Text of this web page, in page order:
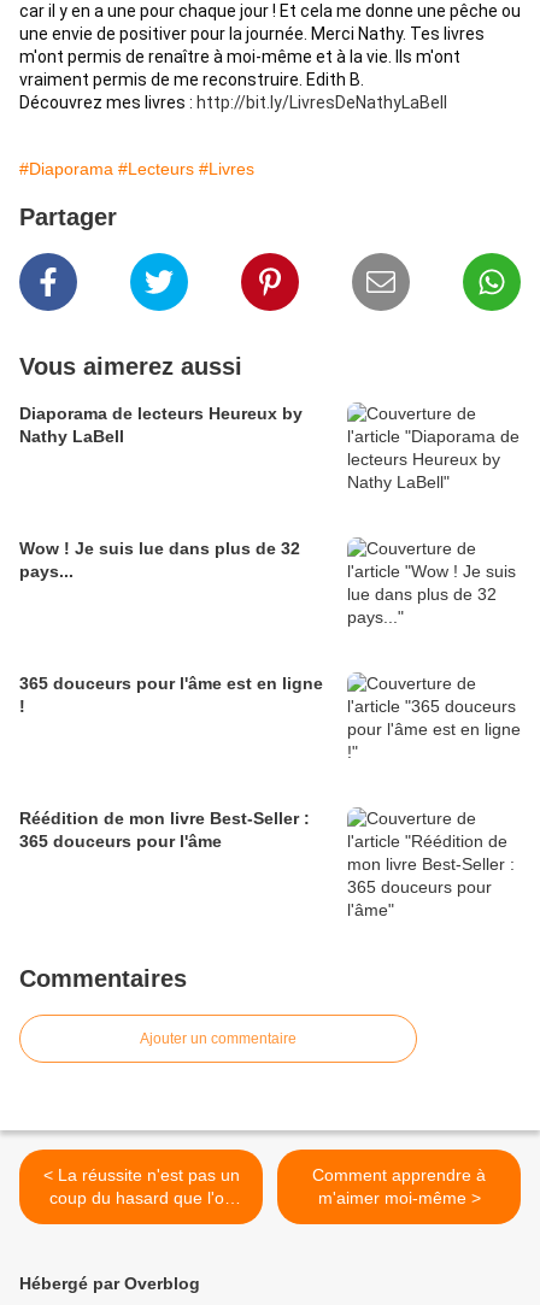
car il y en a une pour chaque jour ! Et cela me donne une pêche ou
une envie de positiver pour la journée. Merci Nathy. Tes livres
m'ont permis de renaître à moi-même et à la vie. Ils m'ont
vraiment permis de me reconstruire. Edith B.
Découvrez mes livres : http://bit.ly/LivresDeNathyLaBell
#Diaporama #Lecteurs #Livres
Partager
Vous aimerez aussi
Diaporama de lecteurs Heureux by
Nathy LaBell
Wow ! Je suis lue dans plus de 32
pays...
365 douceurs pour l'âme est en ligne
!
Réédition de mon livre Best-Seller :
365 douceurs pour l'âme
Commentaires
Ajouter un commentaire
< La réussite n'est pas un
coup du hasard que l'on
tente une fois
Comment apprendre à
m'aimer moi-même >
Hébergé par Overblog